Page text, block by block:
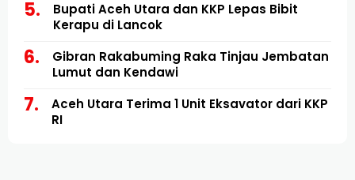
Bupati Aceh Utara dan KKP Lepas Bibit
Kerapu di Lancok
Gibran Rakabuming Raka Tinjau Jembatan
Lumut dan Kendawi
Aceh Utara Terima 1 Unit Eksavator dari KKP
RI